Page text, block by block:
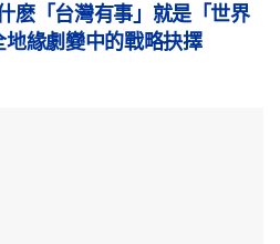
麽「台灣有事」就是「世界
緣劇變中的戰略抉擇